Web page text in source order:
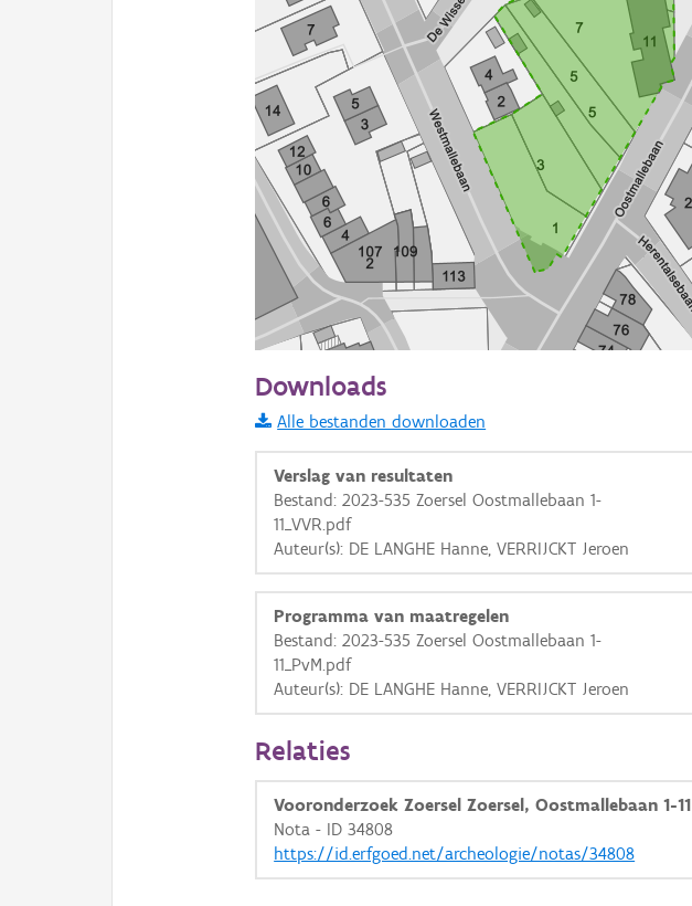
Informatie Vlaanderen
i
+
Basis Lagen
OSM-Basiskaart
Ortho
GRB-Basiskaart
GRB-Basiskaart in grijswaarden
Downloads
Alle bestanden downloaden
Verslag van resultaten
Bestand: 2023-535 Zoersel Oostmallebaan 1-
11_VVR.pdf
Auteur(s): DE LANGHE Hanne, VERRIJCKT Jeroen
Programma van maatregelen
Bestand: 2023-535 Zoersel Oostmallebaan 1-
11_PvM.pdf
Auteur(s): DE LANGHE Hanne, VERRIJCKT Jeroen
Relaties
Vooronderzoek Zoersel Zoersel, Oostmallebaan 1-11
Nota - ID 34808
https://id.erfgoed.net/archeologie/notas/34808